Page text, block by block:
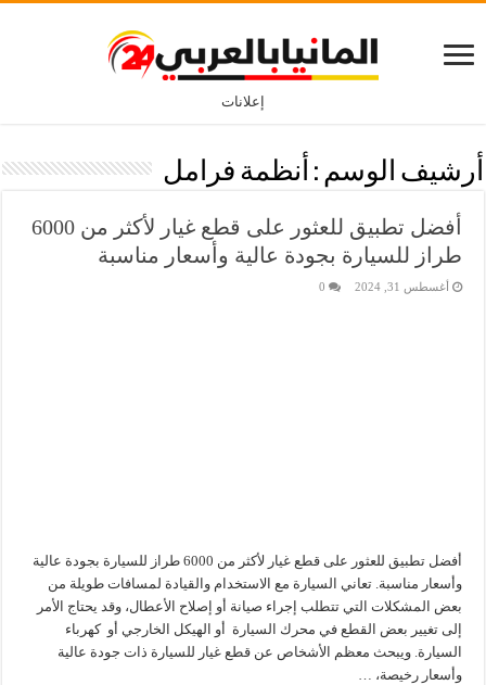
إعلانات
أرشيف الوسم : أنظمة فرامل
أفضل تطبيق للعثور على قطع غيار لأكثر من 6000
طراز للسيارة بجودة عالية وأسعار مناسبة
أغسطس 31, 2024 0
أفضل تطبيق للعثور على قطع غيار لأكثر من 6000 طراز للسيارة بجودة عالية
وأسعار مناسبة. تعاني السيارة مع الاستخدام والقيادة لمسافات طويلة من
بعض المشكلات التي تتطلب إجراء صيانة أو إصلاح الأعطال، وقد يحتاج الأمر
إلى تغيير بعض القطع في محرك السيارة أو الهيكل الخارجي أو كهرباء
السيارة. ويبحث معظم الأشخاص عن قطع غيار للسيارة ذات جودة عالية
وأسعار رخيصة، …